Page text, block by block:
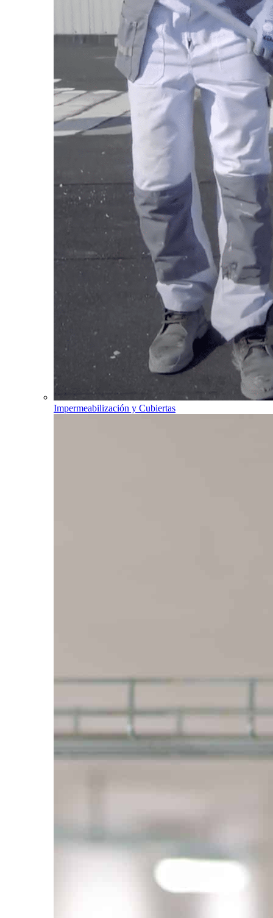
Impermeabilización y Cubiertas